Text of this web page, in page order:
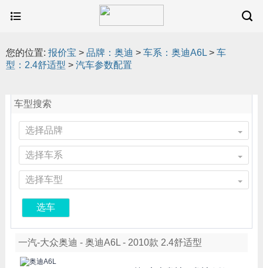
您的位置: 报价宝 > 品牌：奥迪 > 车系：奥迪A6L > 车
型：2.4舒适型 > 汽车参数配置
车型搜索
选择品牌
选择车系
选择车型
选车
一汽-大众奥迪 - 奥迪A6L - 2010款 2.4舒适型